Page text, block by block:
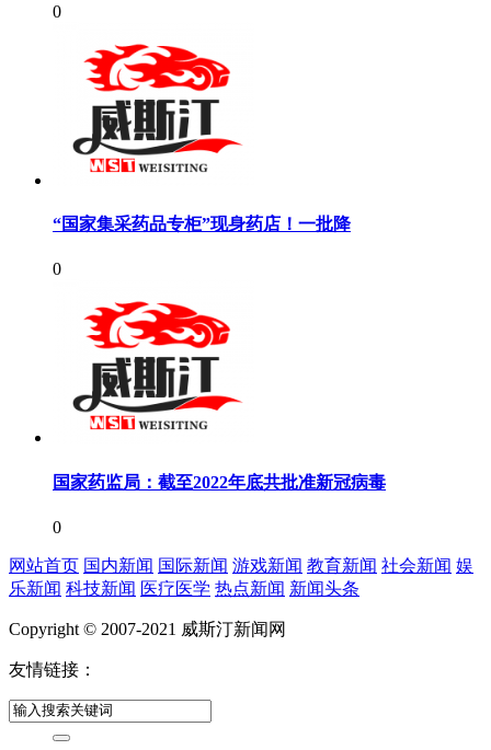
0
“国家集采药品专柜”现身药店！一批降
0
国家药监局：截至2022年底共批准新冠病毒
0
网站首页 国内新闻 国际新闻 游戏新闻 教育新闻 社会新闻 娱
乐新闻 科技新闻 医疗医学 热点新闻 新闻头条
Copyright © 2007-2021 威斯汀新闻网
友情链接：